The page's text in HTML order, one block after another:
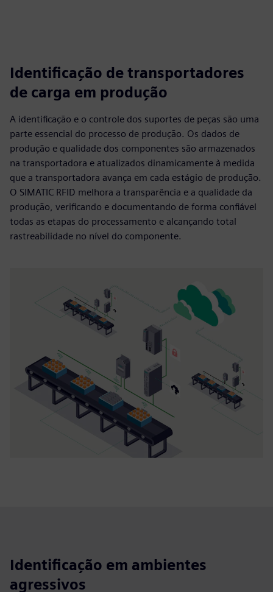
Identificação de transportadores
de carga em produção
A identificação e o controle dos suportes de peças são uma
parte essencial do processo de produção. Os dados de
produção e qualidade dos componentes são armazenados
na transportadora e atualizados dinamicamente à medida
que a transportadora avança em cada estágio de produção.
O SIMATIC RFID melhora a transparência e a qualidade da
produção, verificando e documentando de forma confiável
todas as etapas do processamento e alcançando total
rastreabilidade no nível do componente.
Identificação em ambientes
agressivos